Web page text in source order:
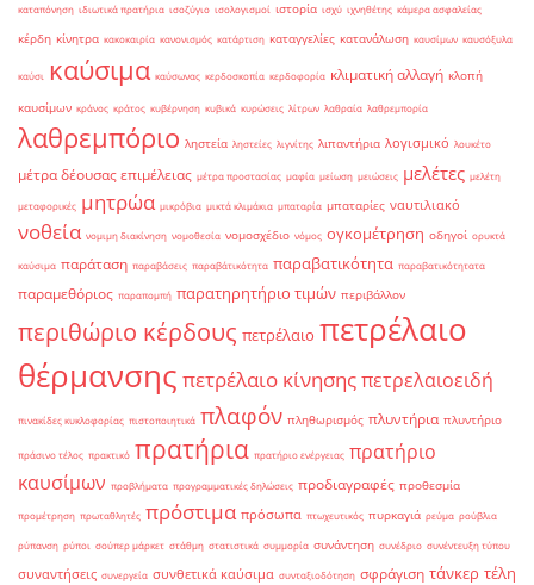
καταπόνηση ιδιωτικά πρατήρια ισοζύγιο ισολογισμοί ιστορία ισχύ ιχνηθέτης κάμερα ασφαλείας
κέρδη κίνητρα κακοκαιρία κανονισμός κατάρτιση καταγγελίες κατανάλωση καυσίμων καυσόξυλα
καύσι καύσιμα καύσωνας κερδοσκοπία κερδοφορία κλιματική αλλαγή κλοπή
καυσίμων κράνος κράτος κυβέρνηση κυβικά κυρώσεις λίτρων λαθραία λαθρεμπορία
λαθρεμπόριο ληστεία ληστείες λιγνίτης λιπαντήρια λογισμικό λουκέτο
μέτρα δέουσας επιμέλειας μέτρα προστασίας μαφία μείωση μειώσεις μελέτες μελέτη
μεταφορικές μητρώα μικρόβια μικτά κλιμάκια μπαταρία μπαταρίες ναυτιλιακό
νοθεία νομιμη διακίνηση νομοθεσία νομοσχέδιο νόμος ογκομέτρηση οδηγοί ορυκτά
καύσιμα παράταση παραβάσεις παραβάτικότητα παραβατικότητα παραβατικότητατα
παραμεθόριος παραπομπή παρατηρητήριο τιμών περιβάλλον
περιθώριο κέρδους πετρέλαιο πετρέλαιο
θέρμανσης πετρέλαιο κίνησηςπετρελαιοειδή
πινακίδες κυκλοφορίας πιστοποιητικά πλαφόν πληθωρισμός πλυντήρια πλυντήριο
πράσινο τέλος πρακτικό πρατήρια πρατήριο ενέργειας πρατήριο
καυσίμων προβλήματα προγραμματικές δηλώσεις προδιαγραφές προθεσμία
προμέτρηση πρωταθλητές πρόστιμα πρόσωπα πτωχευτικός πυρκαγιά ρεύμα ρούβλια
ρύπανση ρύποι σούπερ μάρκετ στάθμη στατιστικά συμμορία συνάντηση συνέδριο συνέντευξη τύπου
συναντήσεις συνεργεία συνθετικά καύσιμα συνταξιοδότηση σφράγιση τάνκερ τέλη